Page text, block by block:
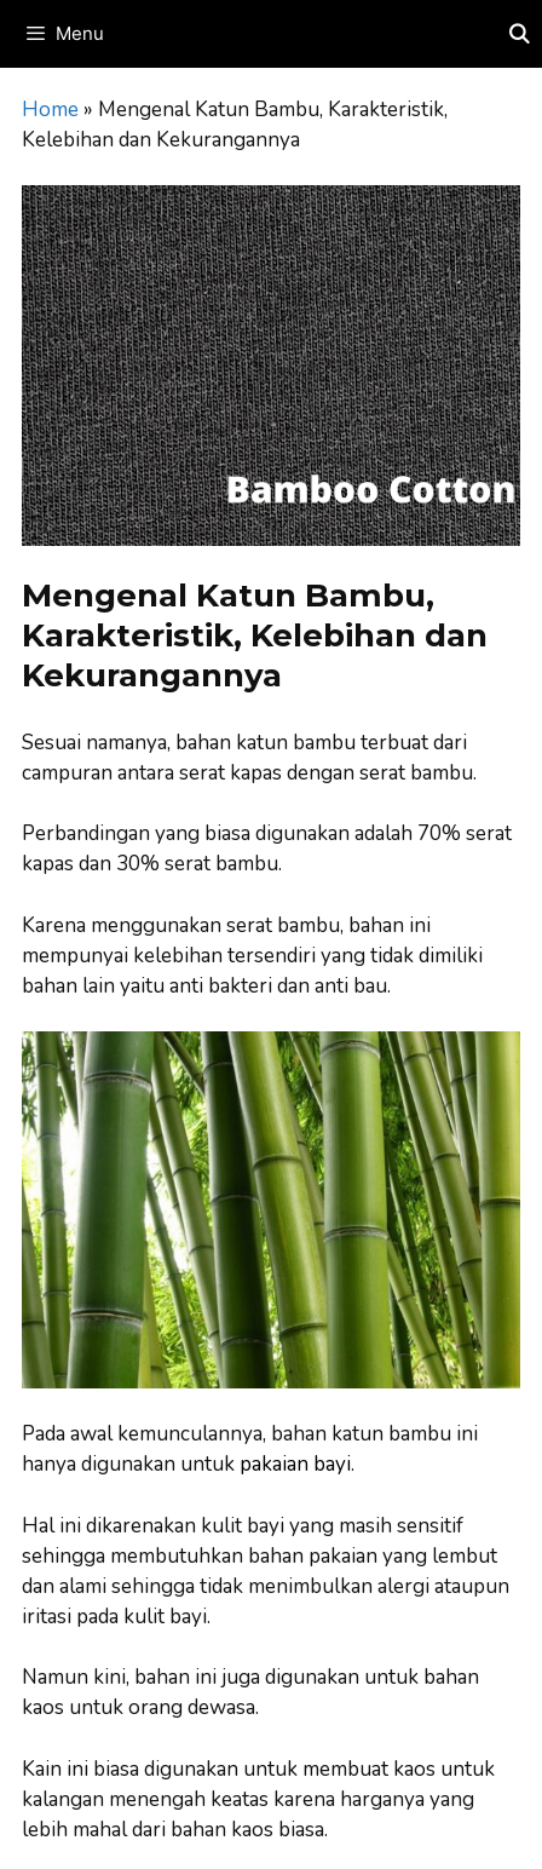
content
Menu
Home » Mengenal Katun Bambu, Karakteristik,
Kelebihan dan Kekurangannya
Mengenal Katun Bambu,
Karakteristik, Kelebihan dan
Kekurangannya
Sesuai namanya, bahan katun bambu terbuat dari
campuran antara serat kapas dengan serat bambu.
Perbandingan yang biasa digunakan adalah 70% serat
kapas dan 30% serat bambu.
Karena menggunakan serat bambu, bahan ini
mempunyai kelebihan tersendiri yang tidak dimiliki
bahan lain yaitu anti bakteri dan anti bau.
Pada awal kemunculannya, bahan katun bambu ini
hanya digunakan untuk pakaian bayi.
Hal ini dikarenakan kulit bayi yang masih sensitif
sehingga membutuhkan bahan pakaian yang lembut
dan alami sehingga tidak menimbulkan alergi ataupun
iritasi pada kulit bayi.
Namun kini, bahan ini juga digunakan untuk bahan
kaos untuk orang dewasa.
Kain ini biasa digunakan untuk membuat kaos untuk
kalangan menengah keatas karena harganya yang
lebih mahal dari bahan kaos biasa.